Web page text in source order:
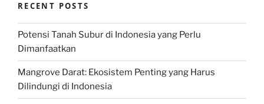
RECENT POSTS
Potensi Tanah Subur di Indonesia yang Perlu
Dimanfaatkan
Mangrove Darat: Ekosistem Penting yang Harus
Dilindungi di Indonesia